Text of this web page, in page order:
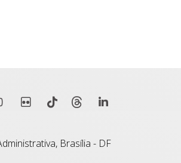
Brasília - DF